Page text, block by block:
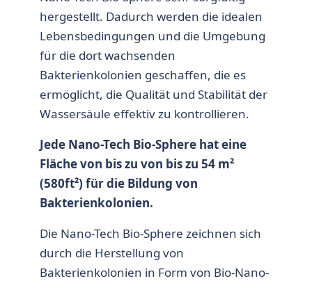
hergestellt. Dadurch werden die idealen
Lebensbedingungen und die Umgebung
für die dort wachsenden
Bakterienkolonien geschaffen, die es
ermöglicht, die Qualität und Stabilität der
Wassersäule effektiv zu kontrollieren.
Jede Nano-Tech Bio-Sphere hat eine
Fläche von bis zu von bis zu 54 m²
(580ft²) für die Bildung von
Bakterienkolonien.
Die Nano-Tech Bio-Sphere zeichnen sich
durch die Herstellung von
Bakterienkolonien in Form von Bio-Nano-